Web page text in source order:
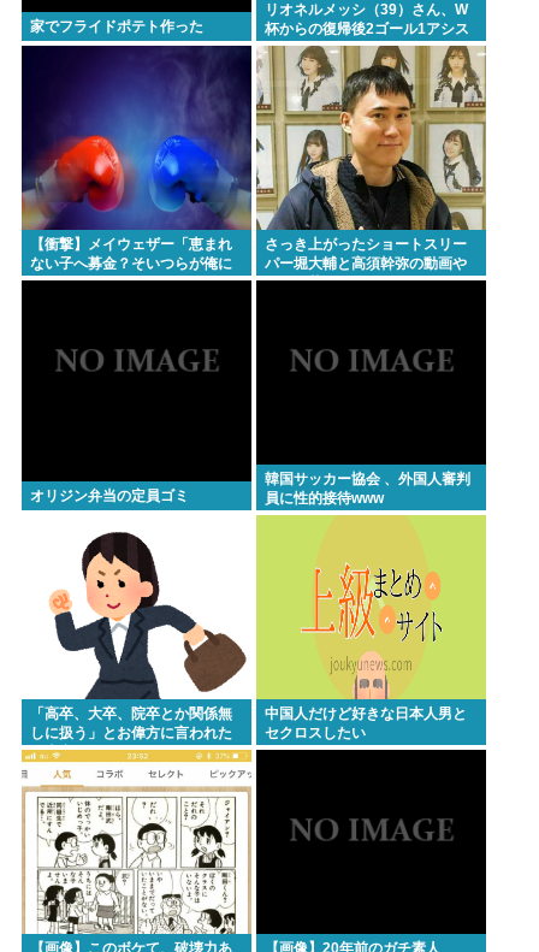
家でフライドポテト作った
リオネルメッシ（39）さん、W
杯からの復帰後2ゴール1アシス
トしてしまうwww
【衝撃】メイウェザー「恵まれ
ない子へ募金？そいつらが俺に
何かしてくれたの
さっき上がったショートスリー
パー堀大輔と高須幹弥の動画や
ばくて草
オリジン弁当の定員ゴミ
韓国サッカー協会 、外国人審判
員に性的接待www
「高卒、大卒、院卒とか関係無
しに扱う」とお偉方に言われた
修士卒の女の子が...
中国人だけど好きな日本人男と
セクロスしたい
【画像】このボケて、破壊力あ
【画像】20年前のガチ素人